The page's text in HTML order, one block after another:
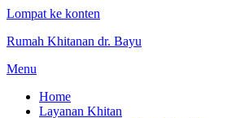
Lompat ke konten
Rumah Khitanan dr. Bayu
Menu
Home
Layanan Khitan